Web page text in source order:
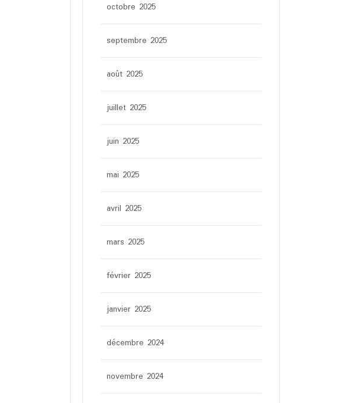
octobre 2025
septembre 2025
août 2025
juillet 2025
juin 2025
mai 2025
avril 2025
mars 2025
février 2025
janvier 2025
décembre 2024
novembre 2024